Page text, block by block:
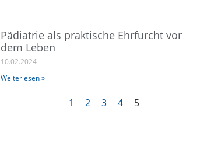
Pädiatrie als praktische Ehrfurcht vor
dem Leben
10.02.2024
Weiterlesen »
1 2 3 4 5